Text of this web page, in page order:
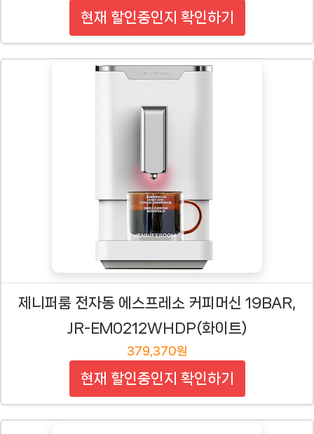
현재 할인중인지 확인하기
제니퍼룸 전자동 에스프레소 커피머신 19BAR,
JR-EM0212WHDP(화이트)
379,370원
현재 할인중인지 확인하기